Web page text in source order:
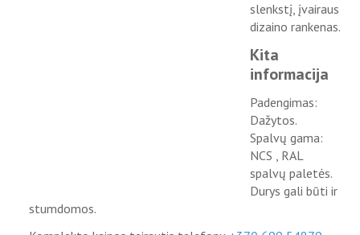
slenkstį, įvairaus
dizaino rankenas.
Kita
informacija
Padengimas:
Dažytos.
Spalvų gama:
NCS , RAL
spalvų paletės.
Durys gali būti ir
stumdomos.